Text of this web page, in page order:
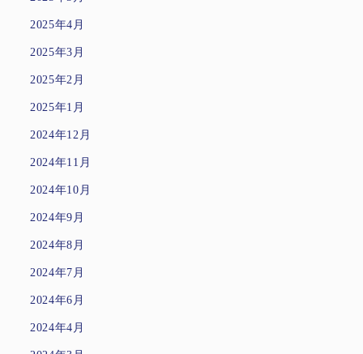
2025年4月
2025年3月
2025年2月
2025年1月
2024年12月
2024年11月
2024年10月
2024年9月
2024年8月
2024年7月
2024年6月
2024年4月